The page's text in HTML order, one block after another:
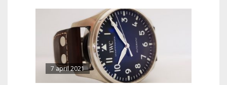
7 april 2021